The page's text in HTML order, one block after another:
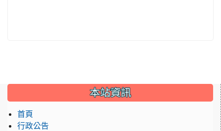
本站資訊
首頁
行政公告